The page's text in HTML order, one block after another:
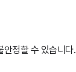
정할 수 있습니다.